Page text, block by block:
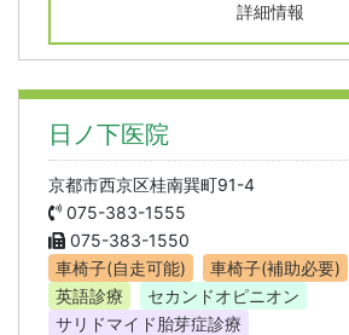
詳細情報
日ノ下医院
京都市西京区桂南巽町91-4
075-383-1555
075-383-1550
車椅子(自走可能)
車椅子(補助必要)
英語診療
セカンドオピニオン
サリドマイド胎芽症診療